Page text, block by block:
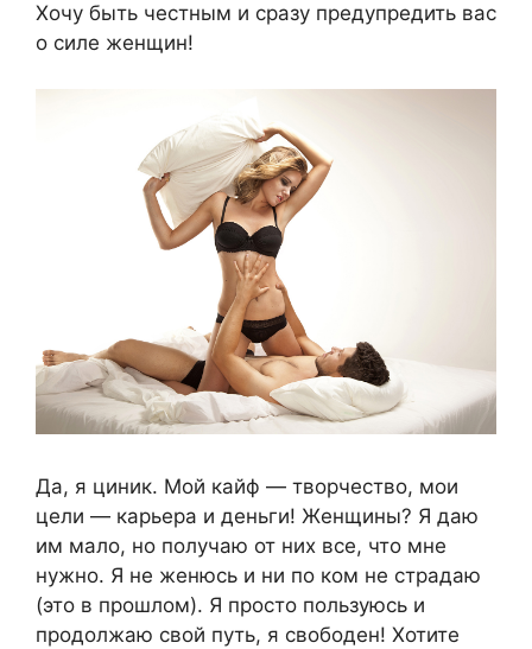
Хочу быть честным и сразу предупредить вас
о силе женщин!
Да, я циник. Мой кайф — творчество, мои
цели — карьера и деньги! Женщины? Я даю
им мало, но получаю от них все, что мне
нужно. Я не женюсь и ни по ком не страдаю
(это в прошлом). Я просто пользуюсь и
продолжаю свой путь, я свободен! Хотите